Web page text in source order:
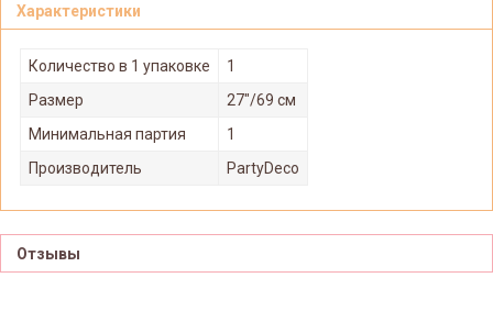
Характеристики
Количество в 1 упаковке
1
Размер
27"/69 см
Минимальная партия
1
Производитель
PartyDeco
Отзывы